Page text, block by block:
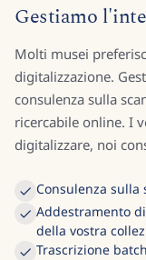
Gestiamo
Molti musei
digitalizzazione.
consulenza sulla
ricercabile online. I
digitalizzare, noi
Consulenza sulla
Addestramento
della vostra
Trascrizione